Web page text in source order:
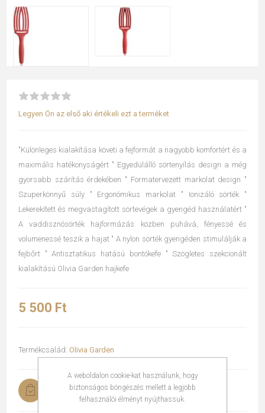
Legyen Ön az első aki értékeli ezt a terméket
"Különleges kialakítása követi a fejformát a nagyobb komfortért és a
maximális hatékonyságért " Egyedülálló sörtenyílás design a még
gyorsabb szárítás érdekében " Formatervezett markolat design "
Szuperkönnyű súly " Ergonómikus markolat " Ionizáló sörték "
Lekerekített és megvastagított sörtevégek a gyengéd használatért "
A vaddisznósörték hajformázás közben puhává, fényessé és
volumenessé teszik a hajat " A nylon sörték gyengéden stimulálják a
fejbőrt " Antisztatikus hatású bontókefe " Szögletes szekcionált
kialakítású Olivia Garden hajkefe
5 500 Ft
Termékcsalád: Olivia Garden
Raktáron
A weboldalon cookie-kat használunk, hogy
biztonságos böngészés mellett a legjobb
felhasználói élményt nyújthassuk.